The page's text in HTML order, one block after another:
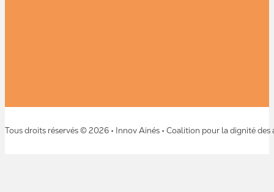
Tous droits réservés © 2026 • Innov Ainés • Coalition pour la dignité des